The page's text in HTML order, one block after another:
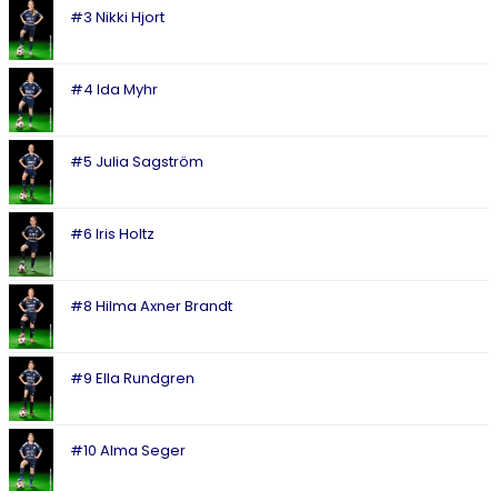
#3 Nikki Hjort
#4 Ida Myhr
#5 Julia Sagström
#6 Iris Holtz
#8 Hilma Axner Brandt
#9 Ella Rundgren
#10 Alma Seger